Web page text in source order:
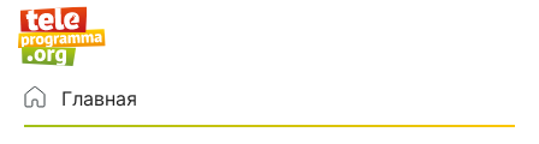
Главная